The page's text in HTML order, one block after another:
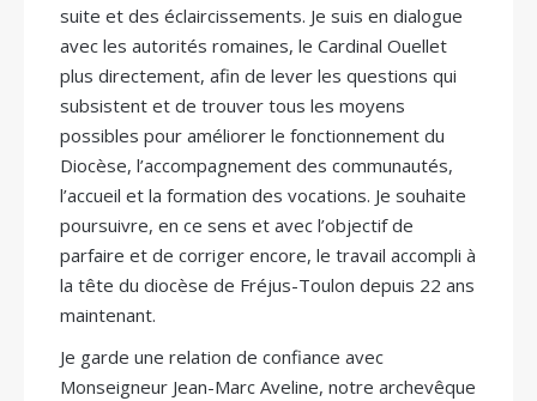
suite et des éclaircissements. Je suis en dialogue
avec les autorités romaines, le Cardinal Ouellet
plus directement, afin de lever les questions qui
subsistent et de trouver tous les moyens
possibles pour améliorer le fonctionnement du
Diocèse, l’accompagnement des communautés,
l’accueil et la formation des vocations. Je souhaite
poursuivre, en ce sens et avec l’objectif de
parfaire et de corriger encore, le travail accompli à
la tête du diocèse de Fréjus-Toulon depuis 22 ans
maintenant.
Je garde une relation de confiance avec
Monseigneur Jean-Marc Aveline, notre archevêque